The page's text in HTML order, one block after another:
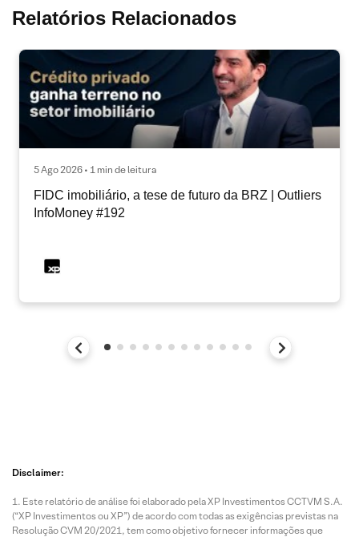
Relatórios Relacionados
5 Ago 2026 • 1 min de leitura
FIDC imobiliário, a tese de futuro da BRZ | Outliers
InfoMoney #192
Disclaimer:
Este relatório de análise foi elaborado pela XP Investimentos CCTVM S.A.
(“XP Investimentos ou XP”) de acordo com todas as exigências previstas na
Resolução CVM 20/2021, tem como objetivo fornecer informações que